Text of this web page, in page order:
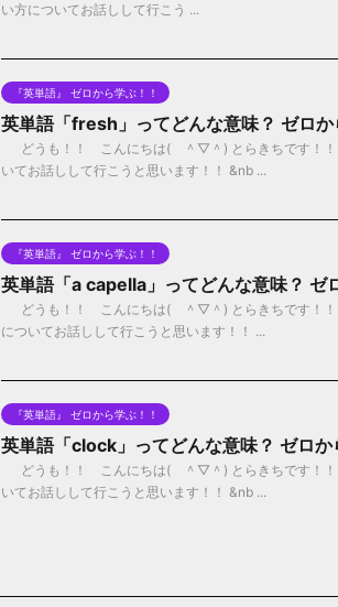
い方についてお話しして行こう ...
『英単語』 ゼロから学ぶ！！
英単語「fresh」ってどんな意味？ ゼロか
どうも！！ こんにちは( ＾▽＾) とらきちです！！
いてお話しして行こうと思います！！ &nb ...
『英単語』 ゼロから学ぶ！！
英単語「a capella」ってどんな意味？ ゼ
どうも！！ こんにちは( ＾▽＾) とらきちです！！
についてお話しして行こうと思います！！ ...
『英単語』 ゼロから学ぶ！！
英単語「clock」ってどんな意味？ ゼロか
どうも！！ こんにちは( ＾▽＾) とらきちです！！
いてお話しして行こうと思います！！ &nb ...